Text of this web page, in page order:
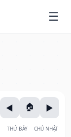
THỨ BẢY CHỦ NHẬT